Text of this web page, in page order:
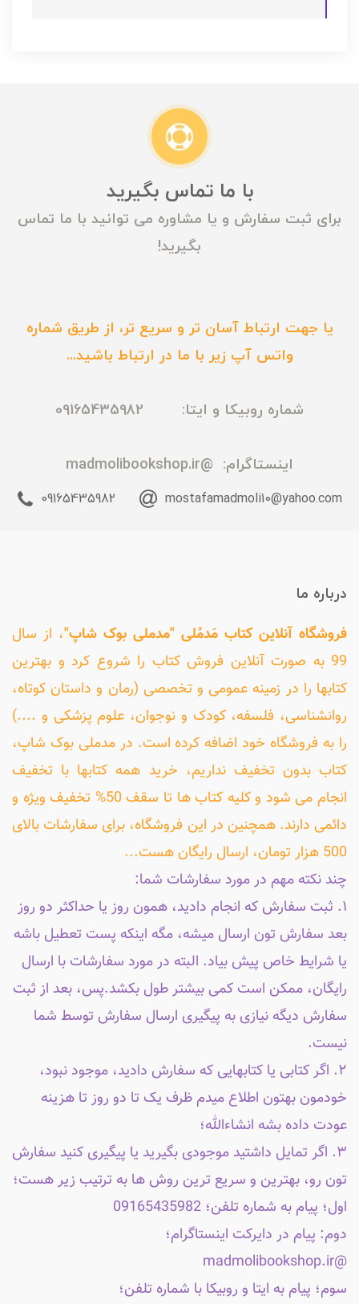
با ما تماس بگیرید
برای ثبت سفارش و یا مشاوره می توانید با ما تماس
بگیرید!
یا جهت ارتباط آسان تر و سریع تر، از طریق شماره
واتس آپ زیر با ما در ارتباط باشید...
شماره روبیکا و ایتا: 09165435982
اینستاگرام: @madmolibookshop.ir
mostafamadmoli10@yahoo.com
09165435982
درباره ما
فروشگاه آنلاین کتاب مَدمُلی "مدملی بوک شاپ"، از سال
99 به صورت آنلاین فروش کتاب را شروع کرد و بهترین
کتابها را در زمینه عمومی و تخصصی (رمان و داستان کوتاه،
روانشناسی، فلسفه، کودک و نوجوان، علوم پزشکی و ....)
را به فروشگاه خود اضافه کرده است. در مدملی بوک شاپ،
کتاب بدون تخفیف نداریم، خرید همه کتابها با تخفیف
انجام می شود و کلیه کتاب ها تا سقف 50% تخفیف ویژه و
دائمی دارند. همچنین در این فروشگاه، برای سفارشات بالای
500 هزار تومان، ارسال رایگان هست...
چند نکته مهم در مورد سفارشات شما:
۱. ثبت سفارش که انجام دادید، همون روز یا حداکثر دو روز
بعد سفارش تون ارسال میشه، مگه اینکه پست تعطیل باشه
یا شرایط خاص پیش بیاد. البته در مورد سفارشات با ارسال
رایگان، ممکن است کمی بیشتر طول بکشد.پس، بعد از ثبت
سفارش دیگه نیازی به پیگیری ارسال سفارش توسط شما
نیست.
۲. اگر کتابی یا کتابهایی که سفارش دادید، موجود نبود،
خودمون بهتون اطلاع میدم ظرف یک تا دو روز تا هزینه
عودت داده بشه انشاءالله؛
۳. اگر تمایل داشتید موجودی بگیرید یا پیگیری کنید سفارش
تون رو، بهترین و سریع ترین روش ها به ترتیب زیر هست؛
اول؛ پیام به شماره تلفن؛ 09165435982
دوم: پیام در دایرکت اینستاگرام؛
@madmolibookshop.ir
سوم؛ پیام به ایتا و روبیکا با شماره تلفن؛